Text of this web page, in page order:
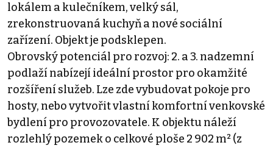
lokálem a kulečníkem, velký sál,
zrekonstruovaná kuchyň a nové sociální
zařízení. Objekt je podsklepen.
Obrovský potenciál pro rozvoj: 2. a 3. nadzemní
podlaží nabízejí ideální prostor pro okamžité
rozšíření služeb. Lze zde vybudovat pokoje pro
hosty, nebo vytvořit vlastní komfortní venkovské
bydlení pro provozovatele. K objektu náleží
rozlehlý pozemek o celkové ploše 2 902 m² (z